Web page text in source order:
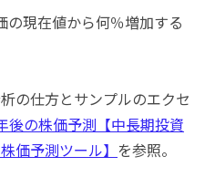
の現在値から何％増加する
の仕方とサンプルのエクセ
後の株価予測【中長期投資
価予測ツール】 を参照。